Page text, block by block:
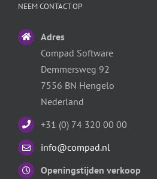
NEEM CONTACT OP
Adres
Compad Software
Demmersweg 92
7556 BN Hengelo
Nederland
+31 (0) 74 320 00 00
info@compad.nl
Openingstijden verkoop